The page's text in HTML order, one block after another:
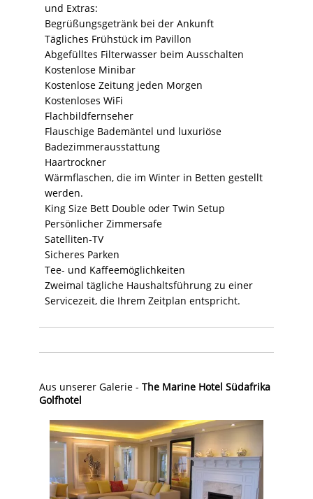
und Extras:
Begrüßungsgetränk bei der Ankunft
Tägliches Frühstück im Pavillon
Abgefülltes Filterwasser beim Ausschalten
Kostenlose Minibar
Kostenlose Zeitung jeden Morgen
Kostenloses WiFi
Flachbildfernseher
Flauschige Bademäntel und luxuriöse
Badezimmerausstattung
Haartrockner
Wärmflaschen, die im Winter in Betten gestellt
werden.
King Size Bett Double oder Twin Setup
Persönlicher Zimmersafe
Satelliten-TV
Sicheres Parken
Tee- und Kaffeemöglichkeiten
Zweimal tägliche Haushaltsführung zu einer
Servicezeit, die Ihrem Zeitplan entspricht.
Aus unserer Galerie - The Marine Hotel Südafrika
Golfhotel